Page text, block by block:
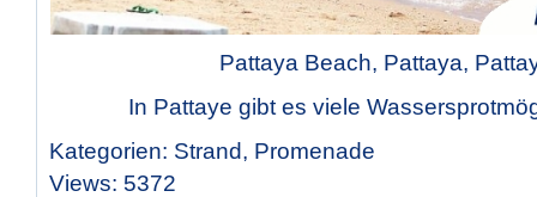
Pattaya Beach, Pattaya,
In Pattaye gibt es viele
Kategorien: Strand, Promenade
Views: 5372